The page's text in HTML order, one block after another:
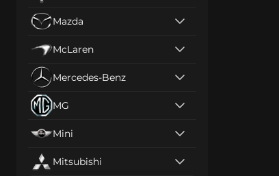
Mazda
McLaren
Mercedes-Benz
MG
Mini
Mitsubishi